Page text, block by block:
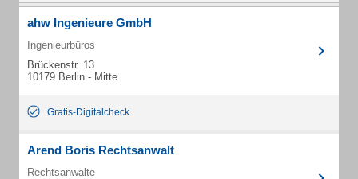
ahw Ingenieure GmbH
Ingenieurbüros
Brückenstr. 13
10179 Berlin - Mitte
Gratis-Digitalcheck
Arend Boris Rechtsanwalt
Rechtsanwälte